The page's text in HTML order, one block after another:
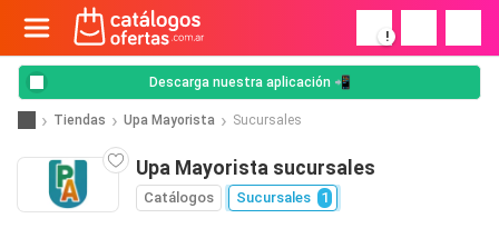
!
Descarga nuestra aplicación 📲
Tiendas Upa Mayorista Sucursales
Upa Mayorista sucursales
Catálogos Sucursales 1